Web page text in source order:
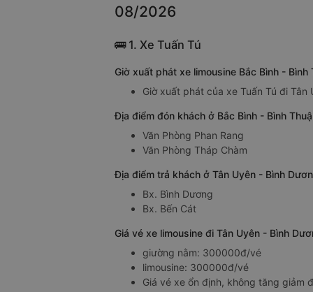
08/2026
🚌 1. Xe Tuấn Tú
Giờ xuất phát xe limousine Bắc Bình -
Giờ xuất phát của xe Tuấn Tú đi
Địa điểm đón khách ở Bắc Bình - Bình
Văn Phòng Phan Rang
Văn Phòng Tháp Chàm
Địa điểm trả khách ở Tân Uyên - Bình
Bx. Bình Dương
Bx. Bến Cát
Giá vé xe limousine đi Tân Uyên - Bình
giường nằm: 300000đ/vé
limousine: 300000đ/vé
Giá vé xe ổn định, không tăng giảm